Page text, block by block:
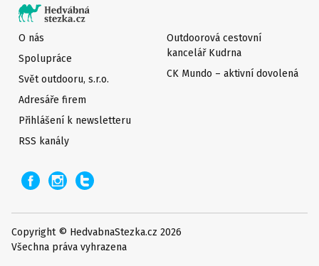
O nás
Spolupráce
Svět outdooru, s.r.o.
Adresáře firem
Přihlášení k newsletteru
Outdoorová cestovní
kancelář Kudrna
CK Mundo – aktivní dovolená
RSS kanály
Copyright © HedvabnaStezka.cz 2026
Všechna práva vyhrazena